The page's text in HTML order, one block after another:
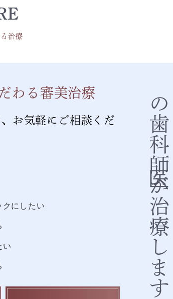
治療
わる審美治療
お気軽にご相談くだ
にしたい
い の歯科医師が治療します